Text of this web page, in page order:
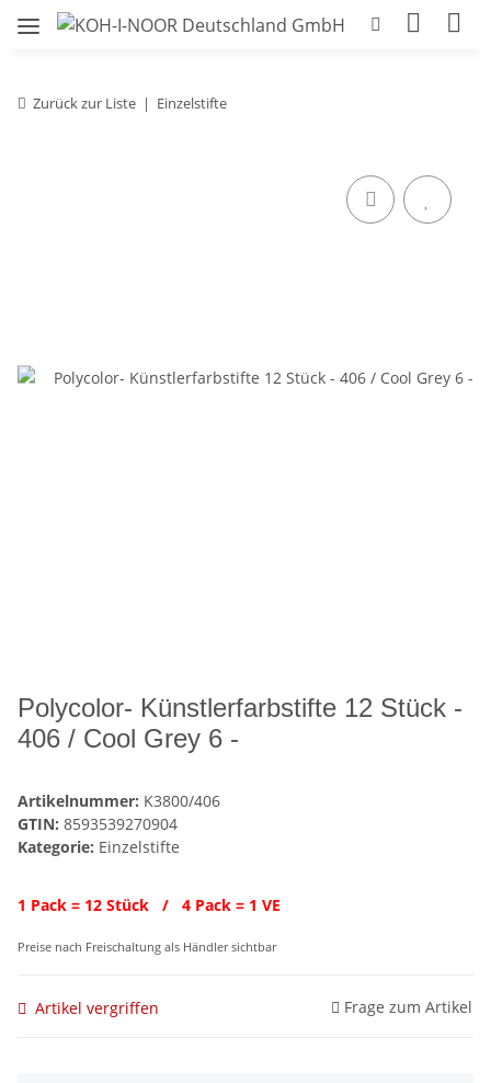
Zurück zur Liste Einzelstifte
Polycolor- Künstlerfarbstifte 12 Stück -
406 / Cool Grey 6 -
Artikelnummer: K3800/406
GTIN: 8593539270904
Kategorie: Einzelstifte
1 Pack = 12 Stück / 4 Pack = 1 VE
Preise nach Freischaltung als Händler sichtbar
Artikel vergriffen Frage zum Artikel